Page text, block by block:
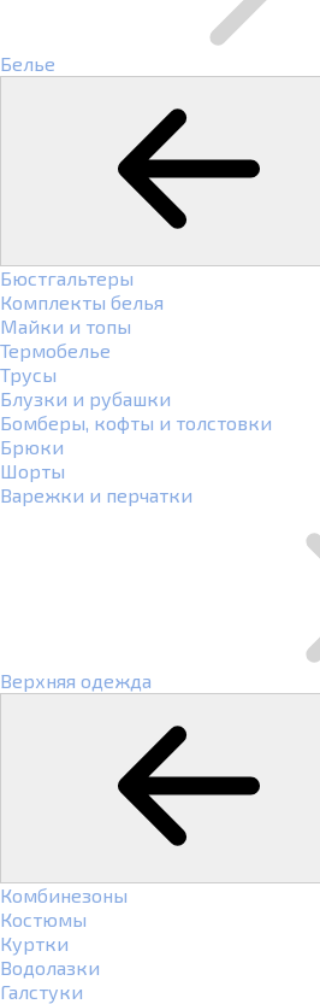
Белье
Бюстгальтеры
Комплекты белья
Майки и топы
Термобелье
Трусы
Блузки и рубашки
Бомберы, кофты и толстовки
Брюки
Шорты
Варежки и перчатки
Верхняя одежда
Комбинезоны
Костюмы
Куртки
Водолазки
Галстуки